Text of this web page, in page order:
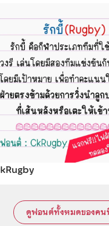
ดูฟอนต์ทั้งหมดของคน